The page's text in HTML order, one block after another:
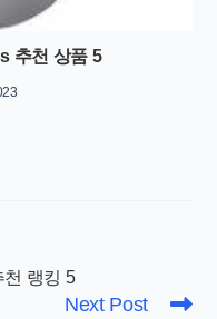
추천 상품 5
천 랭킹 5
Next Post